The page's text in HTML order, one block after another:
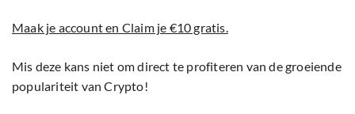
Maak je account en Claim je €10 gratis.
Mis deze kans niet om direct te profiteren van de groeiende
populariteit van Crypto!